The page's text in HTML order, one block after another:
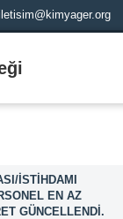
İSTIHDAMI
EN AZ
GÜNCELLENDI.